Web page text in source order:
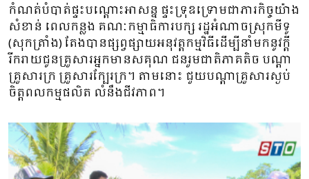
កំណត់បំបាត់ផ្ទះបណ្តោះអាសន្ន ផ្ទះទ្រុឌទ្រោមជាភារកិច្ចយ៉ាង
សំខាន់ ពេលកន្លង គណៈកម្មាធិការបក្ស រដ្ឋអំណាចស្រុកមីទូ
(សុកត្រាំង) តែងបានផ្សព្វផ្សាយអនុវត្តកម្មវិធីដើម្បីនាំមកនូវក្តី
រីករាយជូនគ្រួសារអ្នកមានសគុណ ជនរួមជាតិភាគតិច បណ្តា
គ្រួសារក្រ គ្រួសារក្បែរក្រ។ តាមនោះ ជួយបណ្តាគ្រួសារស្ងប់
ចិត្តពលកម្មផលិត លំនឹងជីវភាព។